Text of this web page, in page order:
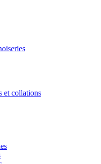
et collations